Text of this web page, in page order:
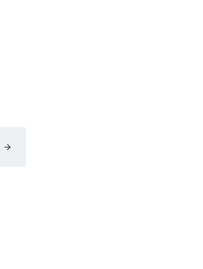
arrow_forward